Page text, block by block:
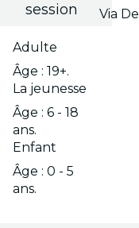
session
Adulte
Âge : 19+.
La jeunesse
Âge : 6 - 18
ans.
Enfant
Âge : 0 - 5
ans.
Via